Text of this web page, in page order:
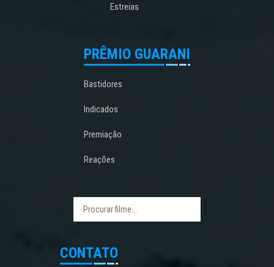
Estreias
PRÊMIO GUARANI
Bastidores
Indicados
Premiação
Reações
CONTATO